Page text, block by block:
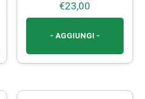
Naturale e Difese
€23,00
- AGGIUNGI -